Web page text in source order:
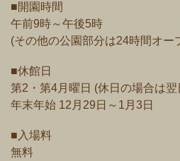
■開園時間
午前9時～午後5時
(その他の公園部分は24時間オー
■休館日
第2・第4月曜日 (休日の場合は翌
年末年始 12月29日～1月3日
■入場料
無料